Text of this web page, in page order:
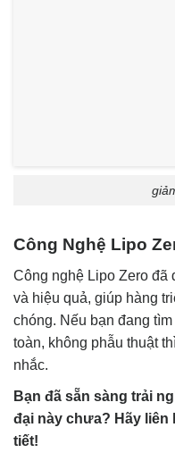
Công Nghệ Lipo
Công nghệ Lipo Zero đã
và hiệu quả, giúp hàng
chóng. Nếu bạn đang
toàn, không phẫu thuật
nhắc.
Bạn đã sẵn sàng trải
đại này chưa? Hãy
tiết!